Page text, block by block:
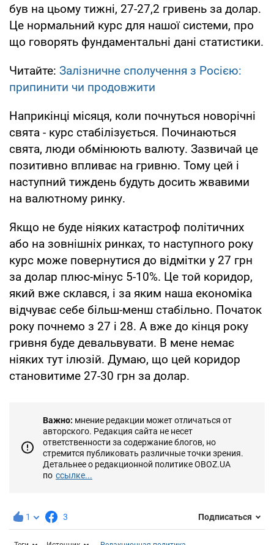
був на цьому тижні, 27-27,2 гривень за долар.
Це нормальний курс для нашої системи, про
що говорять фундаментальні дані статистики.
Читайте: Залізничне сполучення з Росією:
припинити чи продовжити
Наприкінці місяця, коли почнуться новорічні
свята - курс стабілізується. Починаються
свята, люди обмінюють валюту. Зазвичай це
позитивно впливає на гривню. Тому цей і
наступний тиждень будуть досить жвавими
на валютному ринку.
Якщо не буде ніяких катастроф політичних
або на зовнішніх ринках, то наступного року
курс може повернутися до відмітки у 27 грн
за долар плюс-мінус 5-10%. Це той коридор,
який вже склався, і за яким наша економіка
відчуває себе більш-менш стабільно. Початок
року почнемо з 27 і 28. А вже до кінця року
гривня буде девальвувати. В мене немає
ніяких тут ілюзій. Думаю, що цей коридор
становитиме 27-30 грн за долар.
Важно: мнение редакции может отличаться от
авторского. Редакция сайта не несет
ответственности за содержание блогов, но
стремится публиковать различные точки зрения.
Детальнее о редакционной политике OBOZ.UA
по ссылке...
1 3 Подписаться